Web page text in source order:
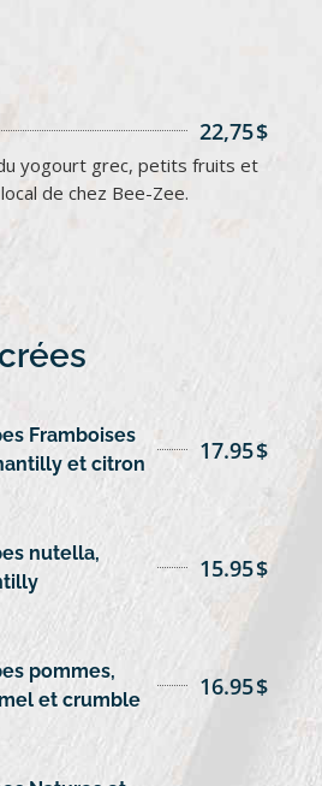
$
22,75
yogourt grec, petits fruits et
de chez Bee-Zee.
Framboises
et citron
$
17.95
nutella,
$
15.95
pommes,
et crumble
$
16.95